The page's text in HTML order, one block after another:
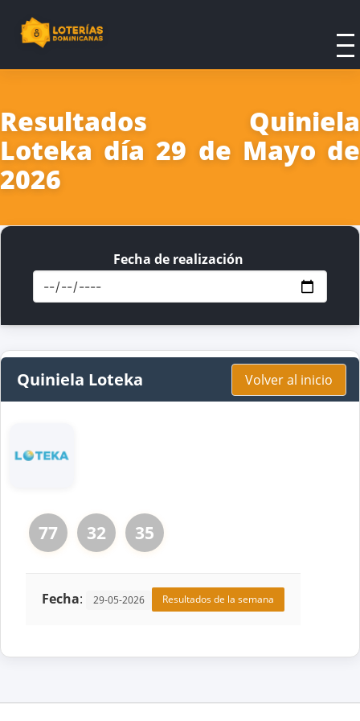
Resultados Quiniela
Loteka día 29 de Mayo de
2026
Fecha de realización
Quiniela Loteka Volver al inicio
77 32 35
Fecha: 29-05-2026 Resultados de la semana